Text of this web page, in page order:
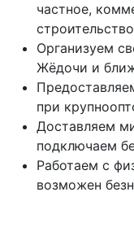
частное,
строительство
Организуем
Жёдочи и
при
Доставляем
подключаем
Работаем с
возможен